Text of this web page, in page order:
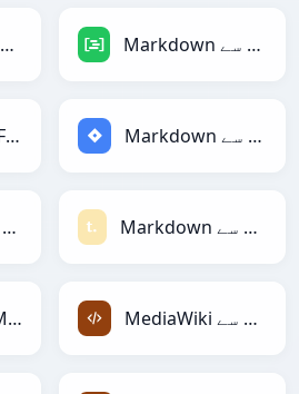
Markdown سے YAML Markdown سے DAX
Markdown سے Firebase Markdown سے Jira
Markdown سے Qlik Markdown سے Textile
MediaWiki سے Markdown MediaWiki سے XML